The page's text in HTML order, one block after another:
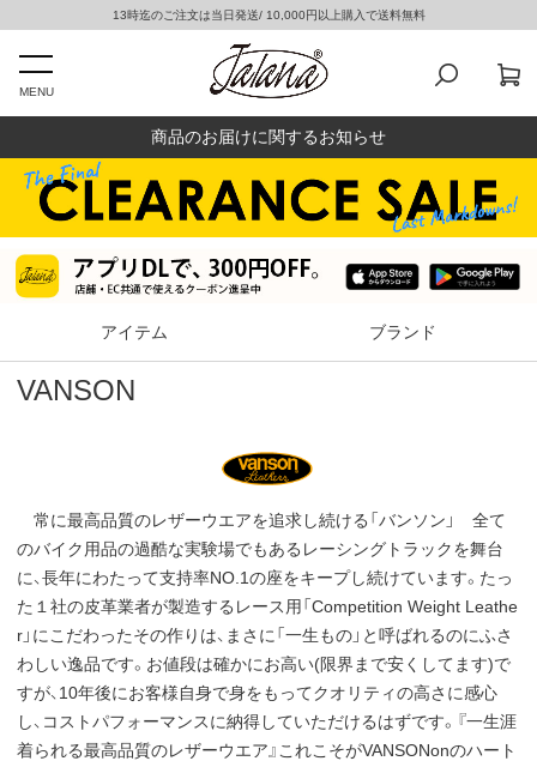
13時迄のご注文は当日発送/ 10,000円以上購入で送料無料
MENU
商品のお届けに関するお知らせ
アイテム ブランド
VANSON
常に最高品質のレザーウエアを追求し続ける「バンソン」 全て
のバイク用品の過酷な実験場でもあるレーシングトラックを舞台
に、長年にわたって支持率NO.1の座をキープし続けています。たっ
た１社の皮革業者が製造するレース用「Competition Weight Leathe
r」にこだわったその作りは、まさに「一生もの」と呼ばれるのにふさ
わしい逸品です。お値段は確かにお高い(限界まで安くしてます)で
すが、10年後にお客様自身で身をもってクオリティの高さに感心
し、コストパフォーマンスに納得していただけるはずです。『一生涯
着られる最高品質のレザーウエア』これこそがVANSONonのハート